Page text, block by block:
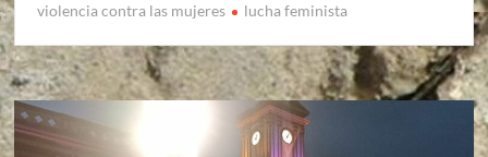
violencia contra las mujeres
lucha feminista